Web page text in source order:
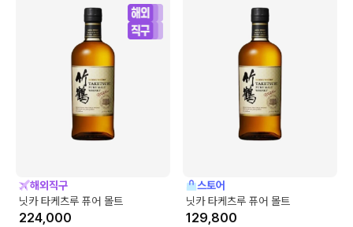
해외직구
닛카 타케츠루 퓨어 몰트
224,000
스토어
닛카 타케츠루 퓨어 몰트
129,800